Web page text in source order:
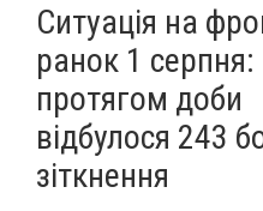
Ситуація на
ранок 1 серпня:
протягом доби
відбулося 243
зіткнення